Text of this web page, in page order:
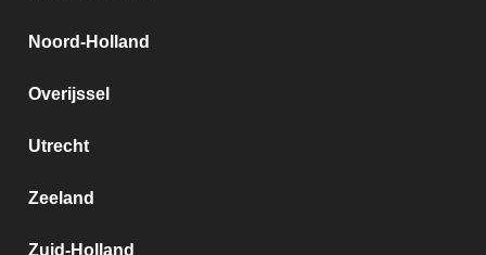
Noord-Holland
Overijssel
Utrecht
Zeeland
Zuid-Holland